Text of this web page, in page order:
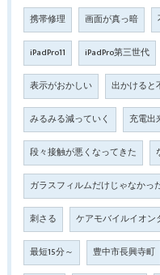
携帯修理 画面が真っ暗
iPadPro11 iPadPro第三世代
表示がおかしい 出かけると
みるみる減っていく 充電出
段々接触が悪くなってきた
ガラスフィルムだけじゃなかっ
刺さる ケアモバイルイオン
最短15分～ 豊中市長興寺町